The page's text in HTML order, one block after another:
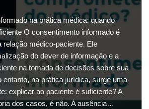
na prática médica: quando
O consentimento informado é
relação médico-paciente. Ele
do dever de informação e a
na tomada de decisões sobre sua
entanto, na prática jurídica, surge uma
explicar ao paciente é suficiente? A
dos casos, é não. A ausência…